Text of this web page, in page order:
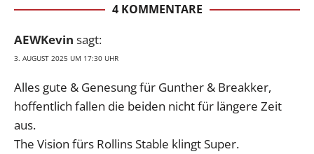
4 KOMMENTARE
AEWKevin sagt:
3. AUGUST 2025 UM 17:30 UHR
Alles gute & Genesung für Gunther & Breakker,
hoffentlich fallen die beiden nicht für längere Zeit
aus.
The Vision fürs Rollins Stable klingt Super.